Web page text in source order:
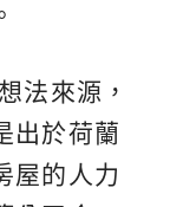
法來源，
出於荷蘭
屋的人力